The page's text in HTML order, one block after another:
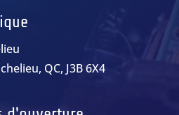
QC, J3B 6X4